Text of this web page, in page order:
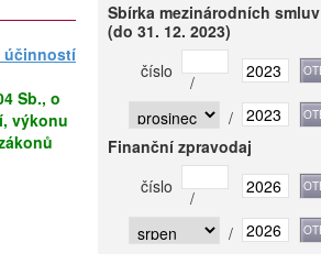
účinností
Sb., o
výkonu
Sbírka mezinárodních smluv
(do 31. 12. 2023)
číslo
/
/
Finanční zpravodaj
číslo
/
/